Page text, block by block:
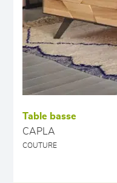
Table basse
CAPLA
COUTURE